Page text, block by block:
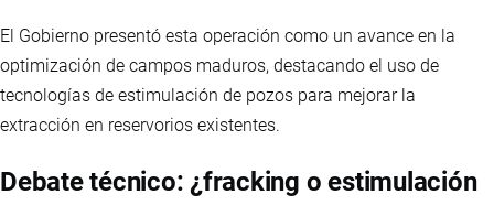
El Gobierno presentó esta operación como un avance en la
optimización de campos maduros, destacando el uso de
tecnologías de estimulación de pozos para mejorar la
extracción en reservorios existentes.
Debate técnico: ¿fracking o estimulación